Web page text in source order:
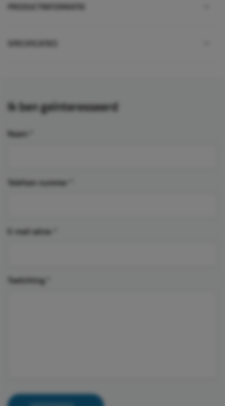
PRODUCTINFORMATIE
SPECIFICATIES
Ik ben geïnteresseerd
Naam
Telefoon nummer
E-mail adres
Toelichting